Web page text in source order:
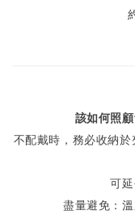
該如何照
不配戴時，務必收納於
可
盡量避免：